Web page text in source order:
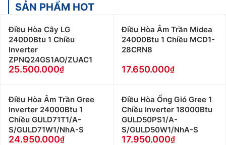
SẢN PHẨM HOT
Điều Hòa Cây LG
24000Btu 1 Chiều
Inverter
ZPNQ24GS1AO/ZUAC1
25.500.000
Điều Hòa Âm Trần Midea
24000Btu 1 Chiều MCD1-
28CRN8
17.650.000
Điều Hòa Âm Trần Gree
Inverter 24000Btu 1
Chiều GULD71T1/A-
S/GULD71W1/NhA-S
24.950.000
Điều Hòa Ống Gió Gree 1
Chiều Inverter 18000Btu
GULD50PS1/A-
S/GULD50W1/NhA-S
17.950.000